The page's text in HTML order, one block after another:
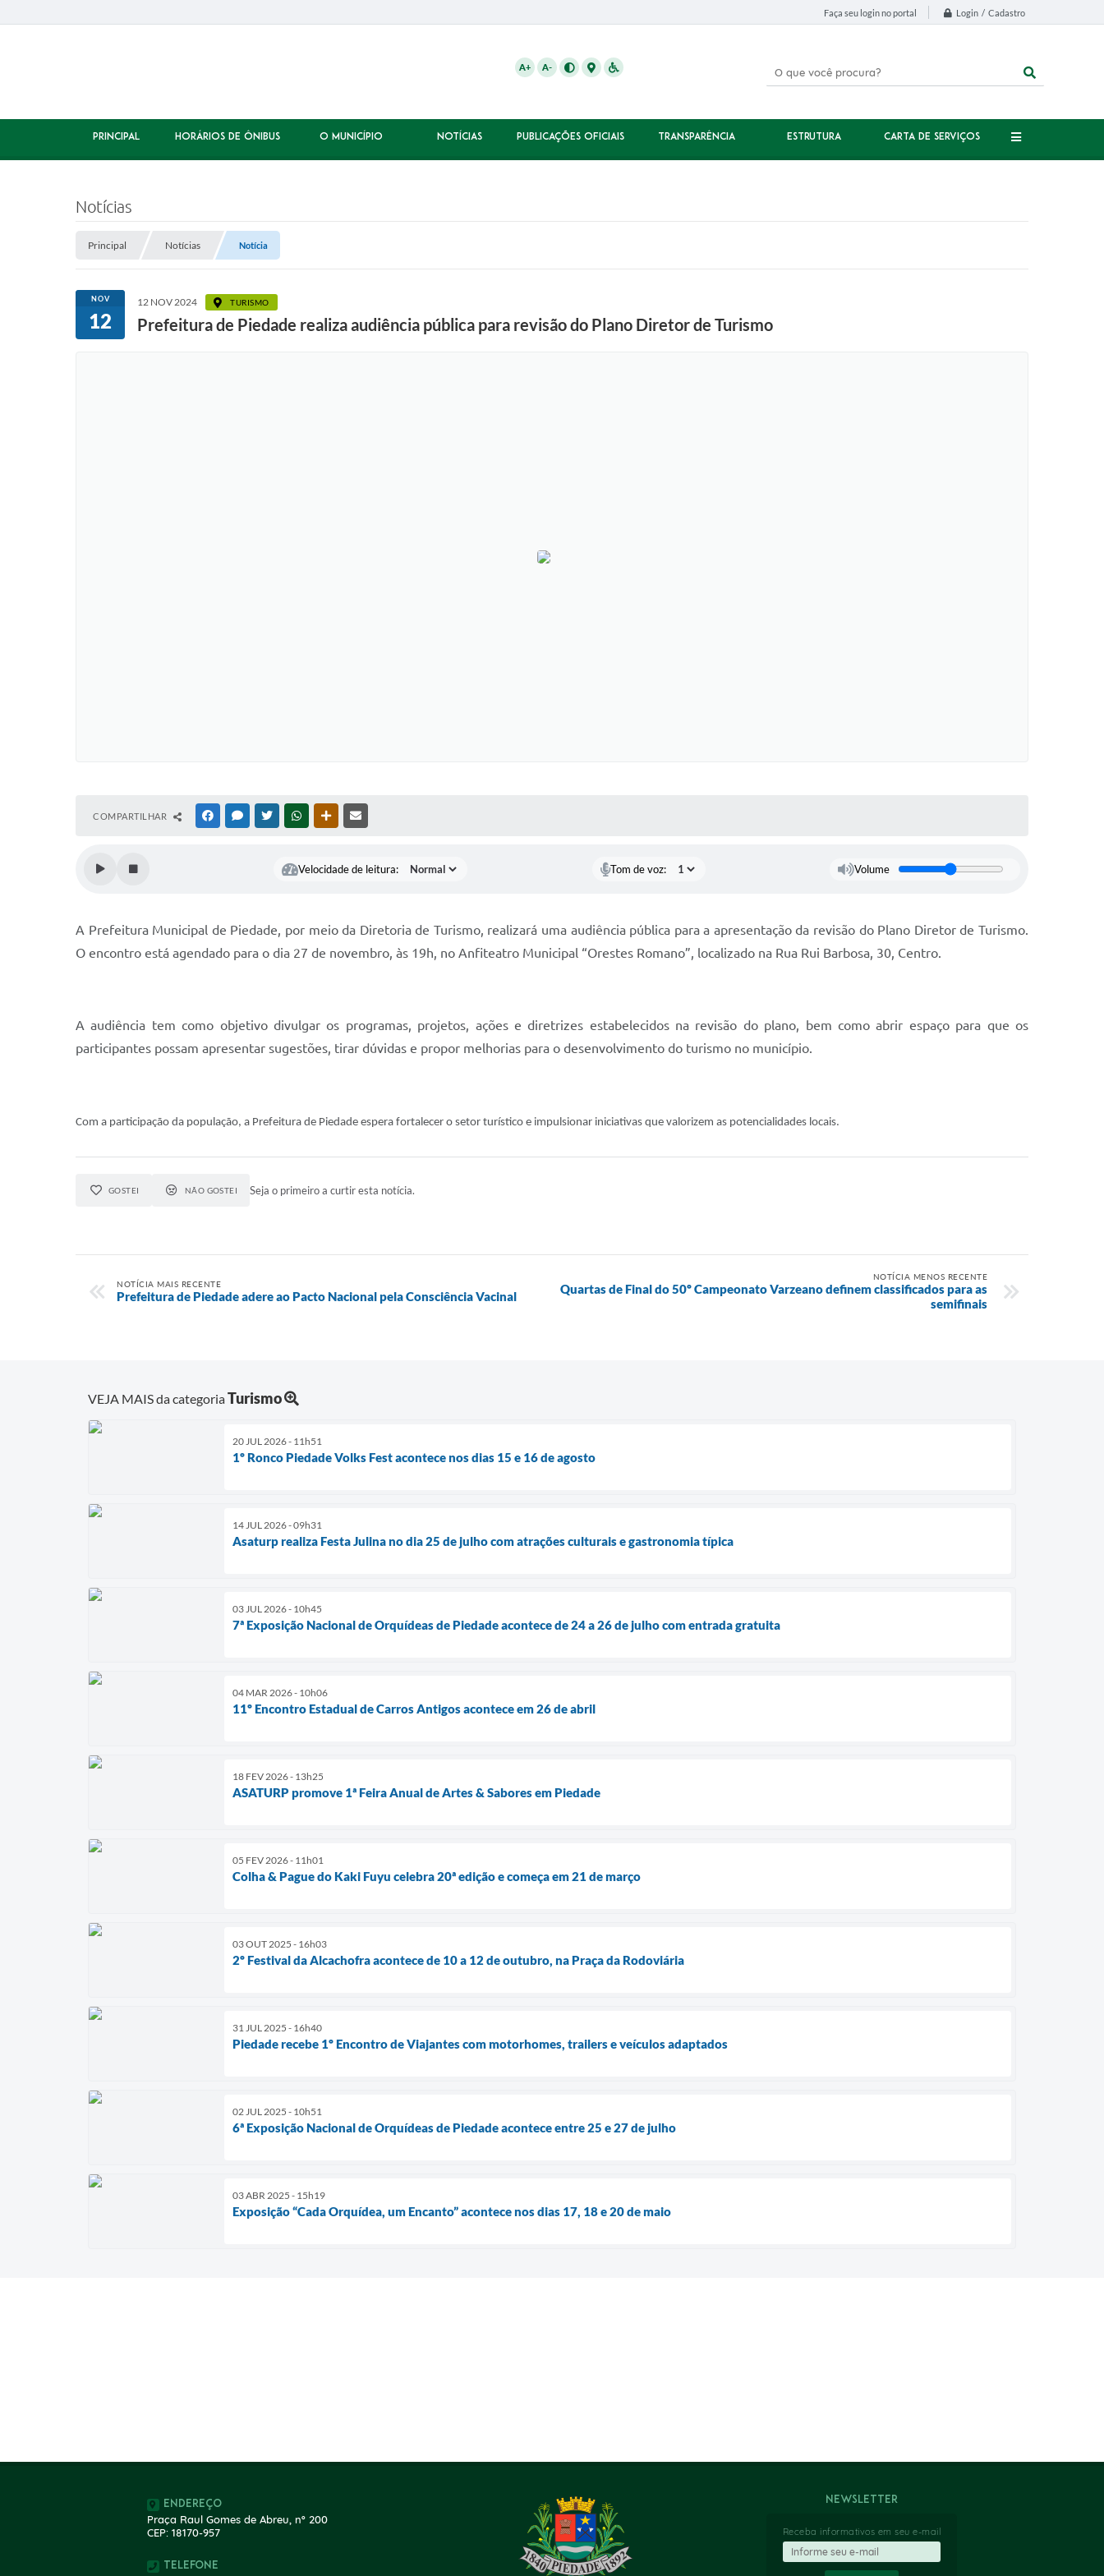
Faça seu login no portal Login / Cadastro
A+ A-
PRINCIPAL HORÁRIOS DE ÔNIBUS O MUNICÍPIO NOTÍCIAS PUBLICAÇÕES OFICIAIS TRANSPARÊNCIA ESTRUTURA CARTA DE SERVIÇOS
Notícias
Principal Notícias Notícia
NOV
12
12 NOV 2024 TURISMO
Prefeitura de Piedade realiza audiência pública para revisão do Plano Diretor de Turismo
COMPARTILHAR FACEBOOKMESSENGER
TWITTERWHATSAPPOUTRAS MÍDIAS
Velocidade de leitura: Tom de voz: Volume
A Prefeitura Municipal de Piedade, por meio da Diretoria de Turismo, realizará uma audiência pública para a apresentação da revisão do Plano Diretor de Turismo.
O encontro está agendado para o dia 27 de novembro, às 19h, no Anfiteatro Municipal “Orestes Romano”, localizado na Rua Rui Barbosa, 30, Centro.
A audiência tem como objetivo divulgar os programas, projetos, ações e diretrizes estabelecidos na revisão do plano, bem como abrir espaço para que os
participantes possam apresentar sugestões, tirar dúvidas e propor melhorias para o desenvolvimento do turismo no município.
Com a participação da população, a Prefeitura de Piedade espera fortalecer o setor turístico e impulsionar iniciativas que valorizem as potencialidades locais.
GOSTEI NÃO GOSTEI Seja o primeiro a curtir esta notícia.
NOTÍCIA MAIS RECENTE
Prefeitura de Piedade adere ao Pacto Nacional pela Consciência Vacinal
NOTÍCIA MENOS RECENTE
Quartas de Final do 50º Campeonato Varzeano definem classificados para as
semifinais
VEJA MAIS da categoriaTurismo
20 JUL 2026 - 11h51
1º Ronco Piedade Volks Fest acontece nos dias 15 e 16 de agosto
14 JUL 2026 - 09h31
Asaturp realiza Festa Julina no dia 25 de julho com atrações culturais e gastronomia típica
03 JUL 2026 - 10h45
7ª Exposição Nacional de Orquídeas de Piedade acontece de 24 a 26 de julho com entrada gratuita
04 MAR 2026 - 10h06
11º Encontro Estadual de Carros Antigos acontece em 26 de abril
18 FEV 2026 - 13h25
ASATURP promove 1ª Feira Anual de Artes & Sabores em Piedade
05 FEV 2026 - 11h01
Colha & Pague do Kaki Fuyu celebra 20ª edição e começa em 21 de março
03 OUT 2025 - 16h03
2º Festival da Alcachofra acontece de 10 a 12 de outubro, na Praça da Rodoviária
31 JUL 2025 - 16h40
Piedade recebe 1º Encontro de Viajantes com motorhomes, trailers e veículos adaptados
02 JUL 2025 - 10h51
6ª Exposição Nacional de Orquídeas de Piedade acontece entre 25 e 27 de julho
03 ABR 2025 - 15h19
Exposição “Cada Orquídea, um Encanto” acontece nos dias 17, 18 e 20 de maio
Endereço
Praça Raul Gomes de Abreu, nº 200
CEP: 18170-957
Telefone
Newsletter
Receba informativos em seu e-mail